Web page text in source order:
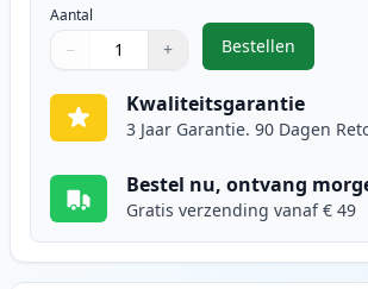
Aantal
Gebruik de knoppen om aan te passen
− +
1
Bestellen
,2 stuks
Kwaliteitsgarantie
3 Jaar Garantie. 90 Dagen
Bestel nu, ontvang
Gratis verzending vanaf € 49